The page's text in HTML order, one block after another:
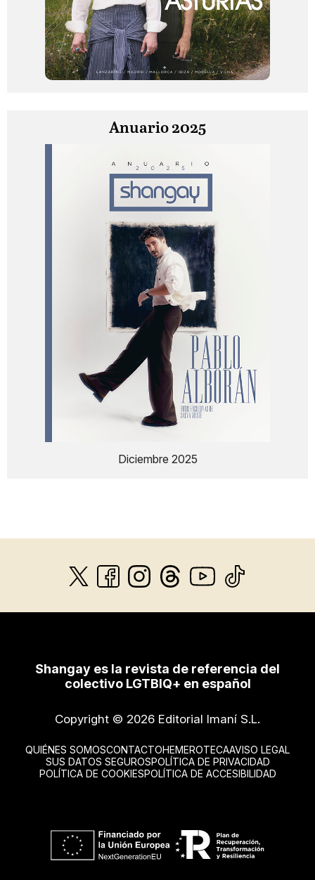
Anuario 2025
Diciembre 2025
Shangay es la revista de referencia del
colectivo LGTBIQ+ en español
Copyright © 2026 Editorial Imaní S.L.
QUIÉNES SOMOSCONTACTOHEMEROTECAAVISO LEGAL
SUS DATOS SEGUROSPOLÍTICA DE PRIVACIDAD
POLÍTICA DE COOKIESPOLÍTICA DE ACCESIBILIDAD